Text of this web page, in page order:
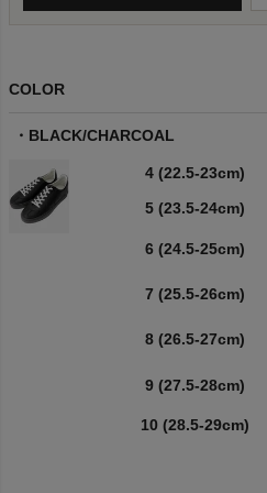
COLOR
BLACK/CHARCOAL
4 (22.5-23cm)
5 (23.5-24cm)
6 (24.5-25cm)
7 (25.5-26cm)
8 (26.5-27cm)
9 (27.5-28cm)
10 (28.5-29cm)